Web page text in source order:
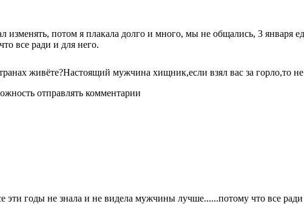
изменять, потом я плакала долго и много, мы не общались, 3 января
все ради и для него.
живёте?Настоящий мужчина хищник,если взял вас за горло,то
отправлять комментарии
эти годы не знала и не видела мужчины лучше......потому что все ради